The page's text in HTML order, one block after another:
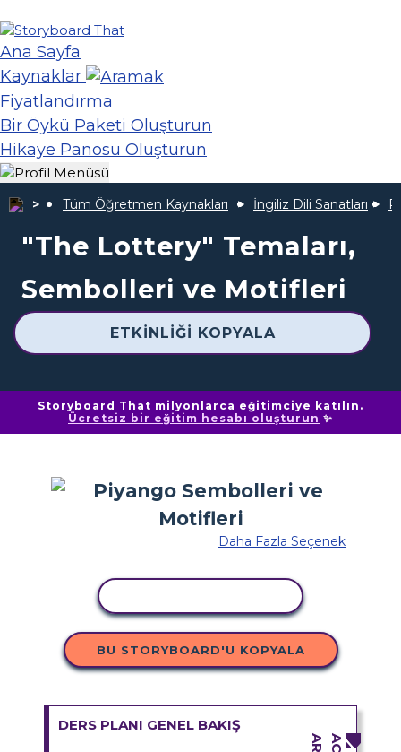
Ana Sayfa
Kaynaklar
Fiyatlandırma
Bir Öykü Paketi Oluşturun
Hikaye Panosu Oluşturun
Tüm Öğretmen Kaynakları İngiliz Dili Sanatları
"The Lottery" Temaları,
Sembolleri ve Motifleri
ETKINLIĞI KOPYALA
Storyboard That milyonlarca eğitimciye katılın.
Ücretsiz bir eğitim hesabı oluşturun ✨
Daha Fazla Seçenek
BU STORYBOARD'U KOPYALA
DERS PLANI GENEL BAKIŞ